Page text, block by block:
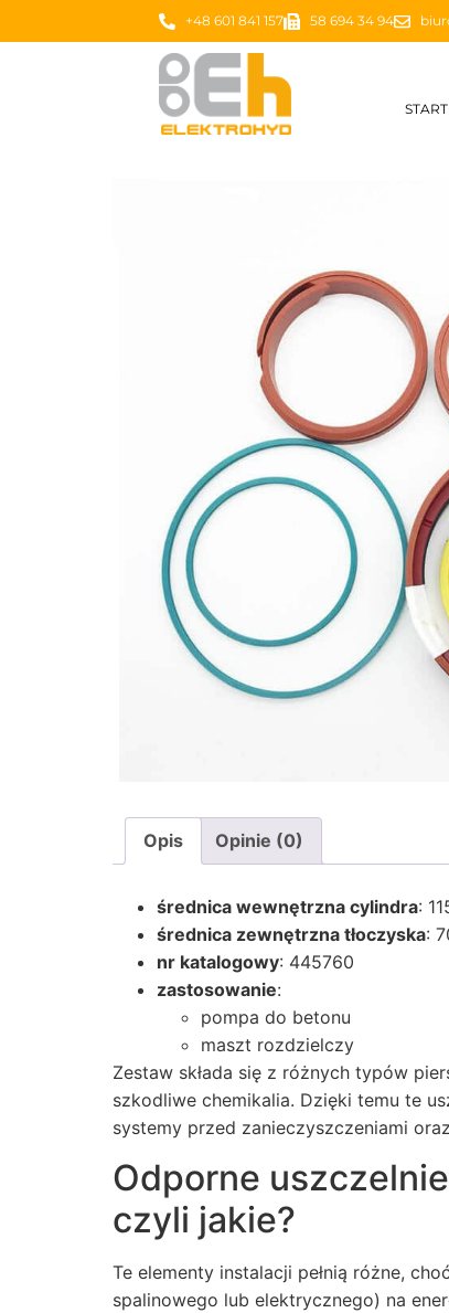
+48 601 841 157 58 694 34 94
START
Opis Opinie (0)
średnica wewnętrzna cylindra:
średnica zewnętrzna tłoczyska:
nr katalogowy: 445760
zastosowanie:
pompa do betonu
maszt rozdzielczy
Zestaw składa się z różnych typów
szkodliwe chemikalia. Dzięki temu te
systemy przed zanieczyszczeniami
Odporne
czyli jakie?
Te elementy instalacji pełnią różne,
spalinowego lub elektrycznego) na